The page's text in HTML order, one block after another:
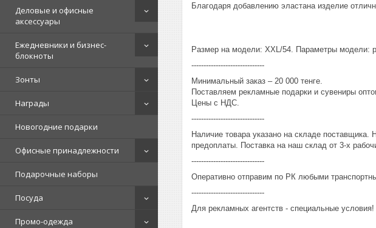
Деловые и офисные
аксессуары
Ежедневники и бизнес-
блокноты
Зонты
Награды
Новогодние подарки
Офисные принадлежности
Подарочные наборы
Посуда
Промо-одежда
Благодаря добавлению эластана изделие
Размер на модели: XXL/54. Параметры модели:
------------------------------
Минимальный заказ – 20 000 тенге.
Поставляем рекламные подарки и сувениры
Цены с НДС.
------------------------------
Наличие товара указано на складе
предоплаты. Поставка на наш склад от 3-x
------------------------------
Оперативно отправим по РК любыми
------------------------------
Для рекламных агентств - специальные условия!